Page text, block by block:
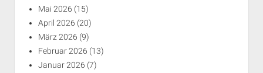
Mai 2026 (15)
April 2026 (20)
März 2026 (9)
Februar 2026 (13)
Januar 2026 (7)